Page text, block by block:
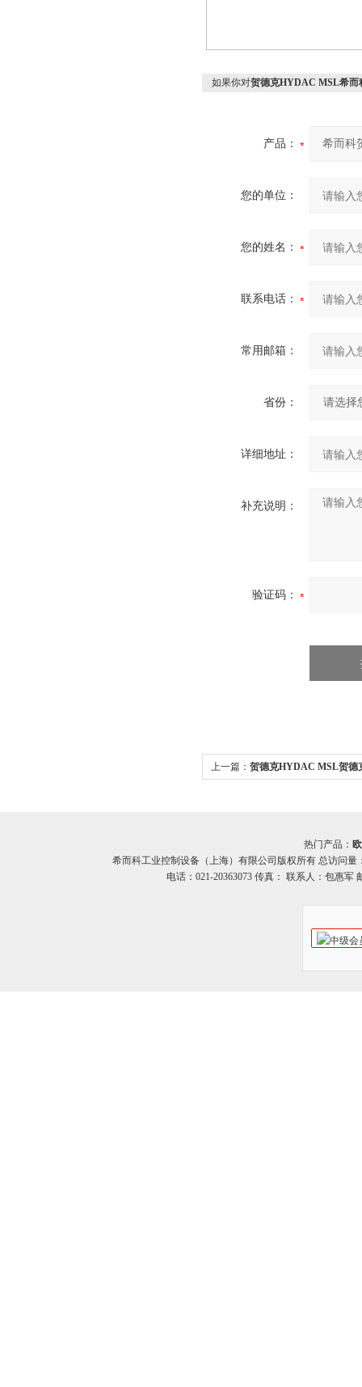
如果你对贺德克HYDAC MSL希
产品：
您的单位：
您的姓名：
联系电话：
常用邮箱：
省份：
详细地址：
补充说明：
验证码：
上一篇： 贺德克HYDAC MSL贺德
热门产品：
希而科工业控制设备（上海）有限公司版权所有 总访问量
电话：021-20363073 传真： 联系人：包惠军